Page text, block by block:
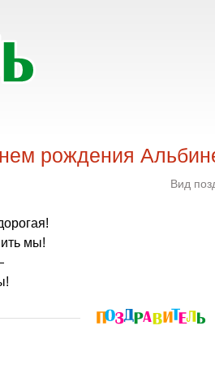
рождения
Вид
мы!